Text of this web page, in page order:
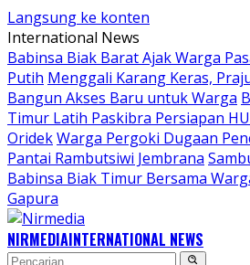
Langsung ke konten
International News
Babinsa Biak Barat Ajak Warga
Putih Menggali Karang Keras,
Bangun Akses Baru untuk Warga
Timur Latih Paskibra Persiapan
OridekWarga Pergoki Dugaan
Pantai Rambutsiwi Jembrana
Babinsa Biak Timur Bersama
Gapura
NIRMEDIAINTERNATIONAL NEWS